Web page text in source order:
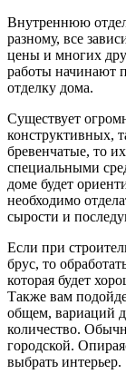
Внутреннюю
разному, все
цены и многих
работы начинают
отделку дома.
Существует
конструктивных,
бревенчатые, то
специальными
доме будет
необходимо
сырости и
Если при
брус, то
которая будет
Также вам
общем, вариаций
количество.
городской.
выбрать интерьер.